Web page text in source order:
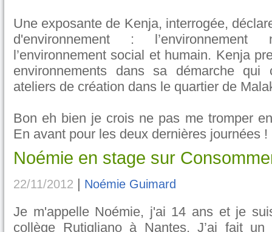
Une exposante de Kenja, interrogée,
d'environnement :
l’environnement social et humain. Kenja
environnements dans sa démarche
ateliers de création dans le quartier de
Bon eh bien je crois ne pas me tromper
En avant pour les deux dernières journées !
Noémie en stage sur
22/11/2012 | Noémie Guimard
Je m'appelle Noémie, j'ai 14 ans et je
collège Rutigliano à Nantes. J’ai fait un